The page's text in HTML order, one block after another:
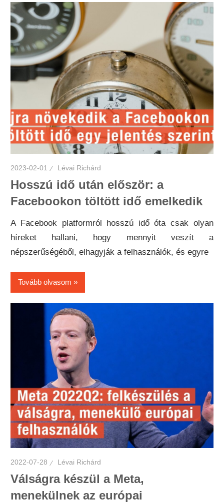
2023-02-01 Lévai Richárd
Hosszú idő után először: a
Facebookon töltött idő emelkedik
A Facebook platformról hosszú idő óta csak olyan
híreket hallani, hogy mennyit veszít a
népszerűségéből, elhagyják a felhasználók, és egyre
Tovább olvasom
2022-07-28 Lévai Richárd
Válságra készül a Meta,
menekülnek az európai